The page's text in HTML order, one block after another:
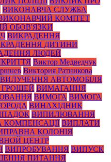
ВИКОНАВЧА СЛУЖБА
КОМІТЕТ
ОБОВ'ЯЗКИ
ВИКРАДЕННЯ
ДИТИНИ
ЛЮДЕЙ
Виктор Медведчук
Виктория Ратникова
ВИЛУЧЕННЯ АВТОМОБІЛЯ
ВИМАГАННЯ
ВИМОГА ВИМОГА
ВИНАХІДНИК
ВИПИЛЮВАННЯ
КОМПЕНСАЦІЇ ВИПЛАТИ
КОЛОНІЯ
ЦЕНТР
ВИПРОБУВАННЯ ВИПУСК
ПИТАННЯ